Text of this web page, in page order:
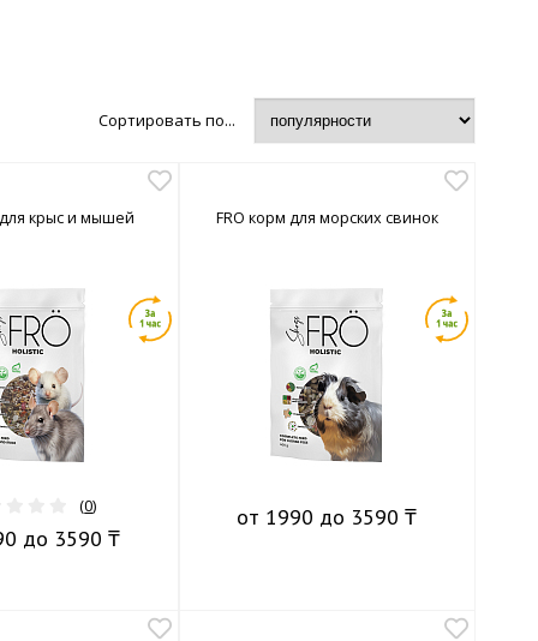
Сортировать по...
крыс и мышей
(0)
до 3590 ₸
FRO корм для морских свинок
от 1990 до 3590 ₸